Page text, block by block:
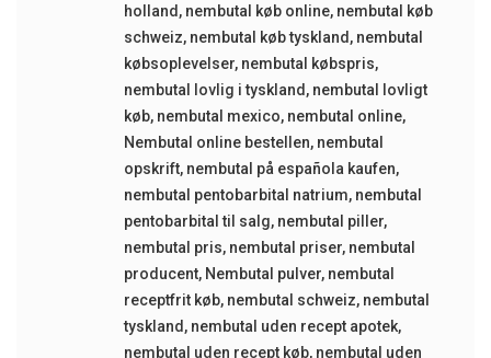
holland , nembutal køb online, nembutal køb
schweiz, nembutal køb tyskland , nembutal
købsoplevelser, nembutal købspris,
nembutal lovlig i tyskland , nembutal lovligt
køb, nembutal mexico, nembutal online,
Nembutal online bestellen, nembutal
opskrift, nembutal på española kaufen,
nembutal pentobarbital natrium, nembutal
pentobarbital til salg, nembutal piller,
nembutal pris, nembutal priser, nembutal
producent, Nembutal pulver, nembutal
receptfrit køb, nembutal schweiz, nembutal
tyskland , nembutal uden recept apotek,
nembutal uden recept køb, nembutal uden